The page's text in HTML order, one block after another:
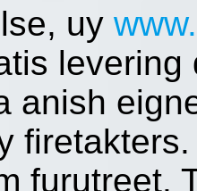
uy
anish
furutreet.